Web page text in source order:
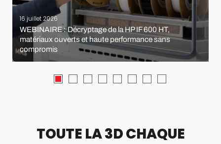
16 juillet 2026
WEBINAIRE : Décryptage de la HP IF 600 HT,
matériaux ouverts et haute performance sans
compromis
TOUTE LA 3D CHAQUE